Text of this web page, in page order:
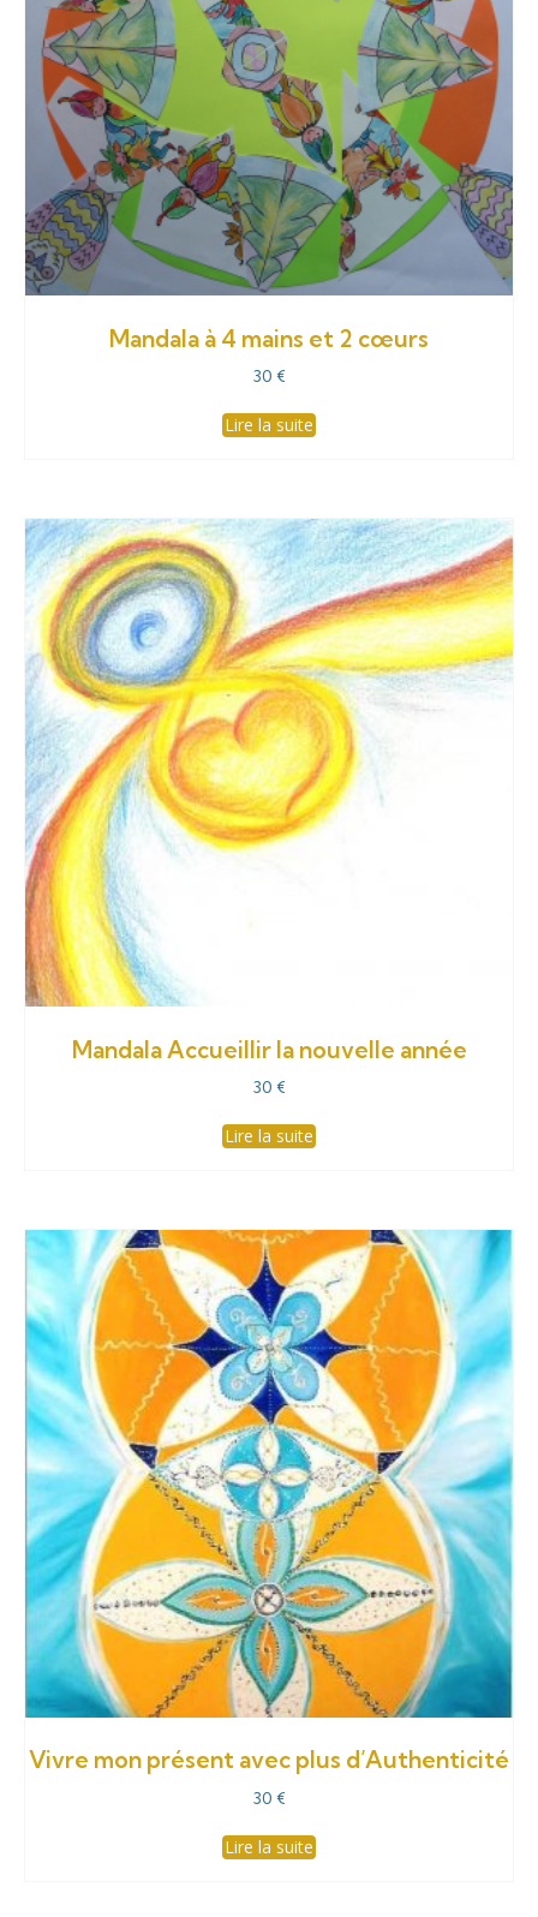
Mandala à 4 mains et 2 cœurs
30 €
Lire la suite
Mandala Accueillir la nouvelle année
30 €
Lire la suite
Vivre mon présent avec plus d’Authenticité
30 €
Lire la suite